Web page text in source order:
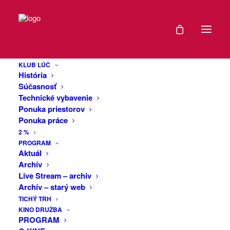
KLUB LÚČ
História
Súčasnosť
Technické vybavenie
Ponuka priestorov
Ponuka práce
2 %
PROGRAM
Aktuál
Archív
Live Stream – archiv
Archív – starý web
TICHÝ TRH
KINO DRUŽBA
PROGRAM
Minulé životy
(2023, USA/J.
Kórea)
Moderná romantika, ktorá búra všetky
sto-krát videné klišé. Rozpráva príbeh
spisovateľky Nory a jej detskej lásky
Hae-Sunga, ktorých navzájom delia
desaťtisíce kilometrov a napriek tomu ich
neprestáva spájať výnimočne hlboké
DÁTUM